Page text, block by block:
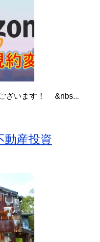
ざいます！ &nbs...
動産投資